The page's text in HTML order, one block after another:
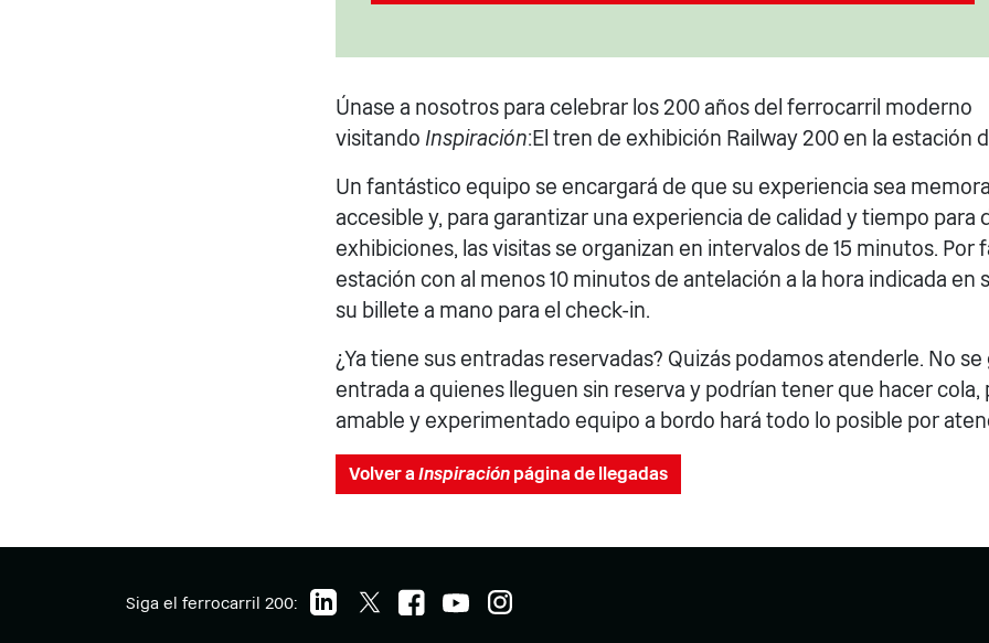
Únase a nosotros para celebrar los 200 años del ferrocarril moderno
visitando Inspiración:El tren de exhibición Railway 200 en la estación
Un fantástico equipo se encargará de que su experiencia sea
accesible y, para garantizar una experiencia de calidad y tiempo para
exhibiciones, las visitas se organizan en intervalos de 15 minutos. Por
estación con al menos 10 minutos de antelación a la hora indicada en
su billete a mano para el check-in.
¿Ya tiene sus entradas reservadas? Quizás podamos atenderle. No se
entrada a quienes lleguen sin reserva y podrían tener que hacer
amable y experimentado equipo a bordo hará todo lo posible por
Volver a Inspiración página de llegadas
Siga el ferrocarril 200: